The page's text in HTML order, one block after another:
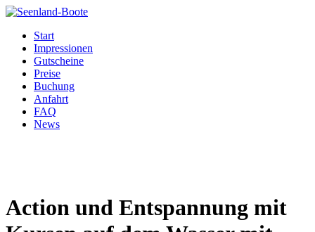
Start
Impressionen
Gutscheine
Preise
Buchung
Anfahrt
FAQ
News
Action und Entspannung mit